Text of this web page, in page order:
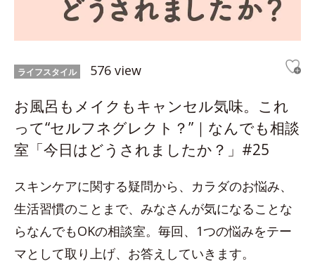
ライフスタイル 576 view
お風呂もメイクもキャンセル気味。これ
って“セルフネグレクト？”｜なんでも相談
室「今日はどうされましたか？」#25
スキンケアに関する疑問から、カラダのお悩み、
生活習慣のことまで、みなさんが気になることな
らなんでもOKの相談室。毎回、1つの悩みをテー
マとして取り上げ、お答えしていきます。